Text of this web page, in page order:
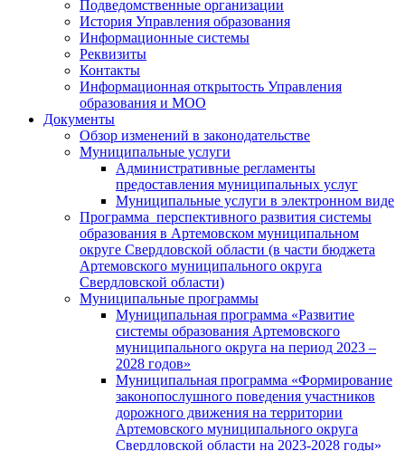
Подведомственные организации
История Управления образования
Информационные системы
Реквизиты
Контакты
Информационная открытость Управления
образования и МОО
Документы
Обзор изменений в законодательстве
Муниципальные услуги
Административные регламенты
предоставления муниципальных услуг
Муниципальные услуги в электронном виде
Программа перспективного развития системы
образования в Артемовском муниципальном
округе Свердловской области (в части бюджета
Артемовского муниципального округа
Свердловской области)
Муниципальные программы
Муниципальная программа «Развитие
системы образования Артемовского
муниципального округа на период 2023 –
2028 годов»
Муниципальная программа «Формирование
законопослушного поведения участников
дорожного движения на территории
Артемовского муниципального округа
Свердловской области на 2023-2028 годы»